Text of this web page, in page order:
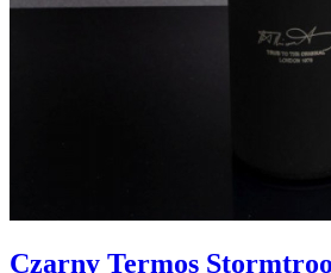
Czarny Termos